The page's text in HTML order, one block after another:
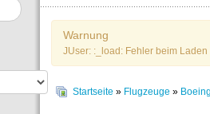
Warnung
JUser: :_load: Fehler beim
Startseite » Flugzeuge »